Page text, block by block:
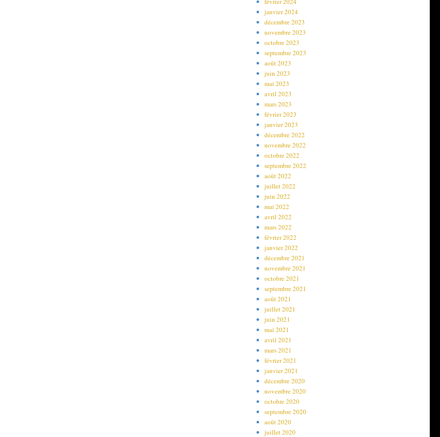
janvier 2024
décembre 2023
novembre 2023
octobre 2023
septembre 2023
août 2023
juin 2023
mai 2023
avril 2023
mars 2023
février 2023
janvier 2023
décembre 2022
novembre 2022
octobre 2022
septembre 2022
août 2022
juillet 2022
juin 2022
mai 2022
avril 2022
mars 2022
février 2022
janvier 2022
décembre 2021
novembre 2021
octobre 2021
septembre 2021
août 2021
juillet 2021
juin 2021
mai 2021
avril 2021
mars 2021
février 2021
janvier 2021
décembre 2020
novembre 2020
octobre 2020
septembre 2020
août 2020
juillet 2020